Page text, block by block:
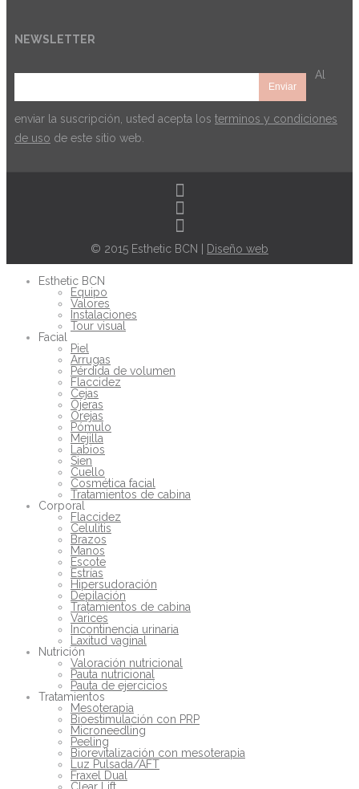
NEWSLETTER
Al
enviar la suscripción, usted acepta los terminos y condiciones
de uso de este sitio web.
© 2015 Esthetic BCN | Diseño web
Esthetic BCN
Equipo
Valores
Instalaciones
Tour visual
Facial
Piel
Arrugas
Pérdida de volumen
Flaccidez
Cejas
Ojeras
Orejas
Pómulo
Mejilla
Labios
Sien
Cuello
Cosmética facial
Tratamientos de cabina
Corporal
Flaccidez
Celulitis
Brazos
Manos
Escote
Estrías
Hipersudoración
Depilación
Tratamientos de cabina
Varices
Incontinencia urinaria
Laxitud vaginal
Nutrición
Valoración nutricional
Pauta nutricional
Pauta de ejercicios
Tratamientos
Mesoterapia
Bioestimulación con PRP
Microneedling
Peeling
Biorevitalización con mesoterapia
Luz Pulsada/AFT
Fraxel Dual